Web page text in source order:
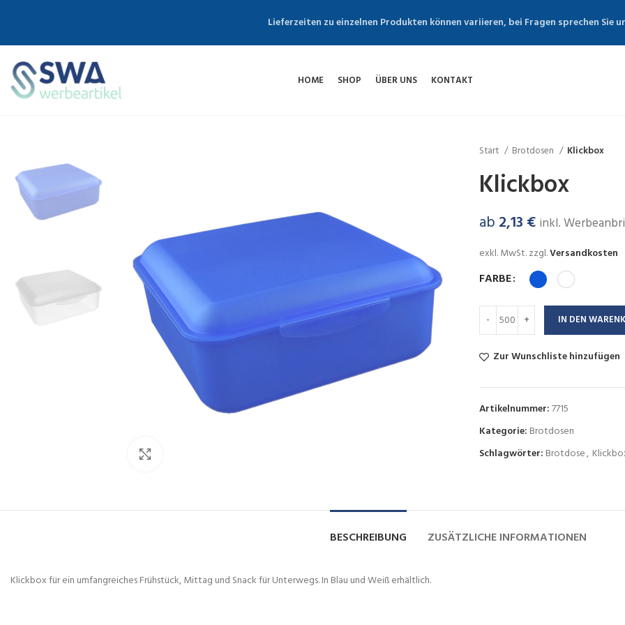
HOME SHOP ÜBER UNS KONTAKT
Start Brotdosen Klickbox
Klickbox
ab 2,13 € inkl.
exkl. MwSt.zzgl.Versandkosten
FARBE
IN DEN
Zur Wunschliste hinzufügen
Artikelnummer:7715
Kategorie: Brotdosen
Schlagwörter: Brotdose,
BESCHREIBUNG ZUSÄTZLICHE INFORMATIONEN
Klickbox für ein umfangreiches Frühstück, Mittag und Snack für Unterwegs. In Blau und Weiß erhältlich.
Lieferzeiten zu einzelnen Produkten können variieren, bei Fragen sprechen Sie